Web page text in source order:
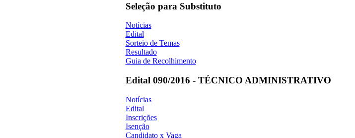
Seleção para Substituto
Notícias
Edital
Sorteio de Temas
Resultado
Guia de Recolhimento
Edital 090/2016 - TÉCNICO ADMINISTRATIVO
Notícias
Edital
Inscrições
Isenção
Candidato x Vaga